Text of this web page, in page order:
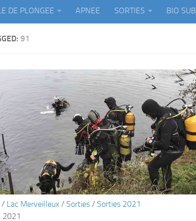
DE PLONGEE APNEE SORTIES BIO SUB
91
/ Lac Merveilleux / Sorties / Sorties 2021
2021